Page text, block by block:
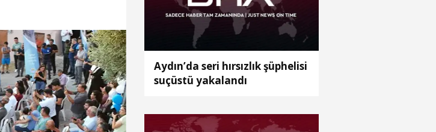
Aydın’da seri hırsızlık şüphelisi
suçüstü yakalandı